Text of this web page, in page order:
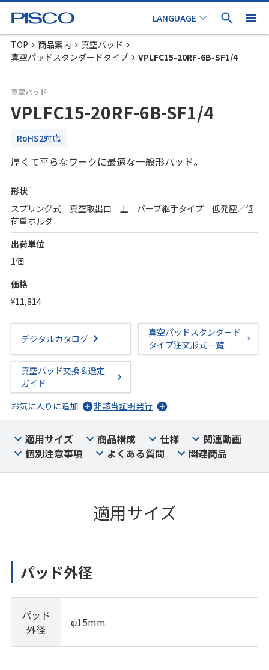
TOP 商品案内
真空パッド
真空パッドスタンダードタイプ
VPLFC15-20RF-6B-SF1/4
真空パッド
VPLFC15-20RF-6B-SF1/4
RoHS2対応
厚くて平らなワークに最適な一般形パッド。
形状
スプリング式 真空取出口 上 バーブ継手タイプ 低発塵／低
荷重ホルダ
出荷単位
1個
価格
¥11,814
デジタルカタログ
真空パッドスタンダード
タイプ注文形式一覧
真空パッド交換＆選定
ガイド
お気に入りに追加
非該当証明発行
適用サイズ 商品構成 仕様
関連動画
個別注意事項
よくある質問 関連商品
適用サイズ
パッド外径
パッド
外径
φ15mm